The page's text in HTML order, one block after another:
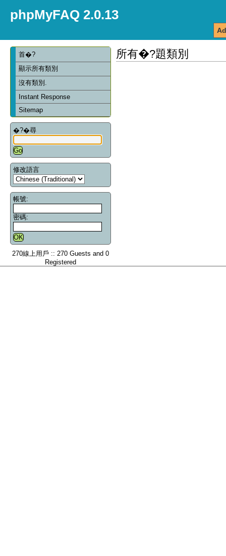
phpMyFAQ 2.0.13
首�?
顯示所有類別
沒有類別.
Instant Response
Sitemap
�?�尋
修改語言
帳號:
密碼:
270線上用戶 :: 270 Guests and 0
Registered
所有�?題類別